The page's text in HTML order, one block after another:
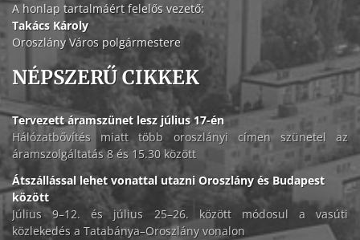
A honlap tartalmáért felelős vezető:
Takács Károly
Oroszlány Város polgármestere
NÉPSZERŰ CIKKEK
Tervezett áramszünet lesz július 17-én
Hálózatbővítés miatt több oroszlányi címen szünetel az
áramszolgáltatás 8 és 15.30 között
Átszállással lehet vonattal utazni Oroszlány és Budapest
között
Július 9–12. és július 25–26. között módosul a vasúti
közlekedés a Tatabánya–Oroszlány vonalon